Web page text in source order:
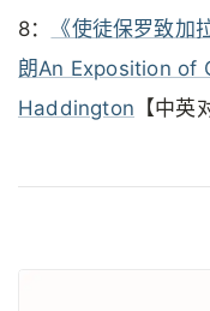
8：
《使徒保罗致加
朗An Exposition of
Haddington 【中英